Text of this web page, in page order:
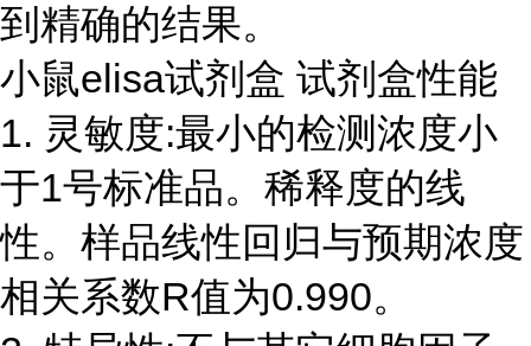
到精确的结果。
小鼠elisa试剂盒 试剂盒性能
1. 灵敏度:最小的检测浓度小
于1号标准品。稀释度的线
性。样品线性回归与预期浓度
相关系数R值为0.990。